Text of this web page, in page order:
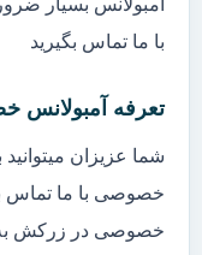
با ما تماس بگیرید
تعرفه
شما عزیزان
خصوصی با ما تماس
خصوصی در زرکش به